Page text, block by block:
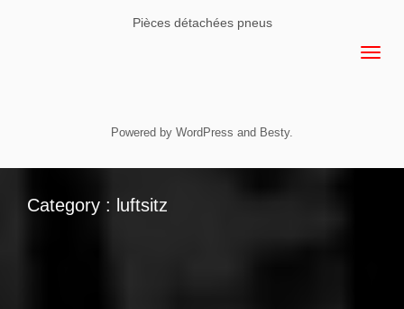
Pièces détachées pneus
Powered by WordPress and Besty.
Category : luftsitz